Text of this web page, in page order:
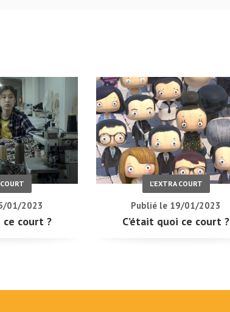
01/2023
ce court ?
L'EXTRA COURT
Publié le 19/01/2023
C’était quoi ce court ?